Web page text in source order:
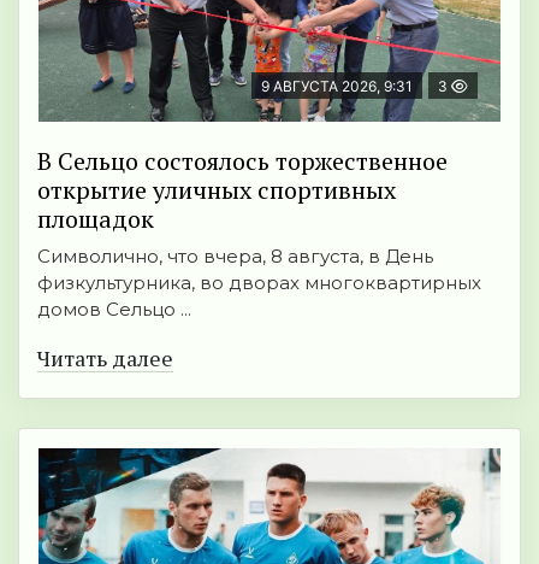
9 АВГУСТА 2026, 9:31 3
В Сельцо состоялось торжественное
открытие уличных спортивных
площадок
Символично, что вчера, 8 августа, в День
физкультурника, во дворах многоквартирных
домов Сельцо ...
Читать далее